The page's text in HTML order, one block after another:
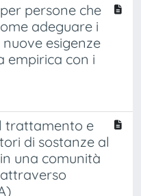
persone che
adeguare i
esigenze
empirica con i
trattamento e
di sostanze al
una comunità